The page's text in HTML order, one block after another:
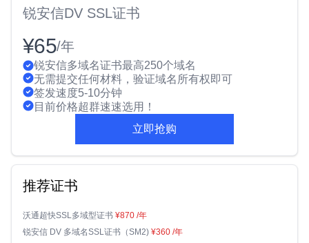
锐安信DV SSL证书
¥65/年
锐安信多域名证书最高250个域名
无需提交任何材料，验证域名所有权即可
签发速度5-10分钟
目前价格超群速速选用！
立即抢购
推荐证书
沃通超快SSL多域型证书 ¥870 /年
锐安信 DV 多域名SSL证书（SM2) ¥360 /年